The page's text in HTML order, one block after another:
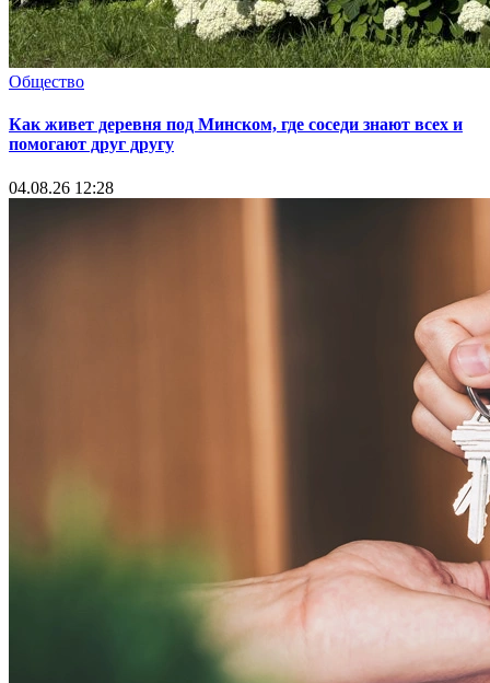
Общество
Как живет деревня под Минском, где соседи знают всех и
помогают друг другу
04.08.26 12:28